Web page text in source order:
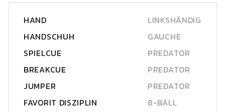
HAND
LINKSHÄNDIG
HANDSCHUH
GAUCHE
SPIELCUE
PREDATOR
BREAKCUE
PREDATOR
JUMPER
PREDATOR
FAVORIT DISZIPLIN
8-BALL